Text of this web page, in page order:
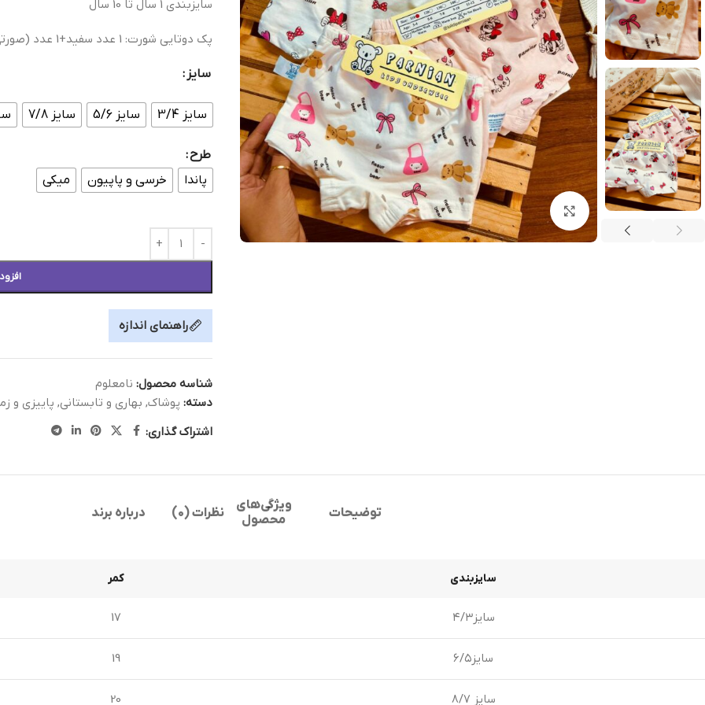
بزرگنمایی تصویر
سایزبندی 1 سال تا 10 سال
پک دوتایی شورت: 1 عدد سفید+1 عدد (صورتی یا آبی)
سایز
سایز 3/4 سایز 5/6 سایز 7/8
طرح
پاندا
خرسی و پاپیون میکی
راهنمای اندازه
شناسه محصول: نامعلوم
دسته: پوشاک, بهاری و تابستانی, پاییزی و
اشتراک گذاری:
توضیحات
ویژگی‌های
محصول
نظرات (0) درباره برند
سایزبندی کمر
سایز۴/۳ 17
سایز۶/۵ 19
سایز ۸/۷ 20